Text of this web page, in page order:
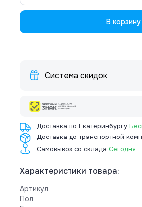
Характеристики товара:
Артикул
Пол
В корзину
Система скидок
Доставка по Екатеринбургу
Доставка до транспортной
Самовывоз со склада Сегодня